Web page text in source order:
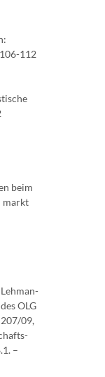
112
beim
markt
OLG
09,
–